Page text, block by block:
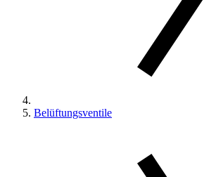
Belüftungsventile